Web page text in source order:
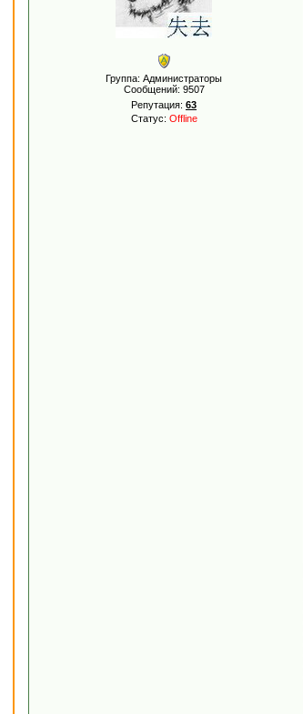
Группа: Администраторы
Сообщений: 9507
Репутация: 63
Статус: Offline